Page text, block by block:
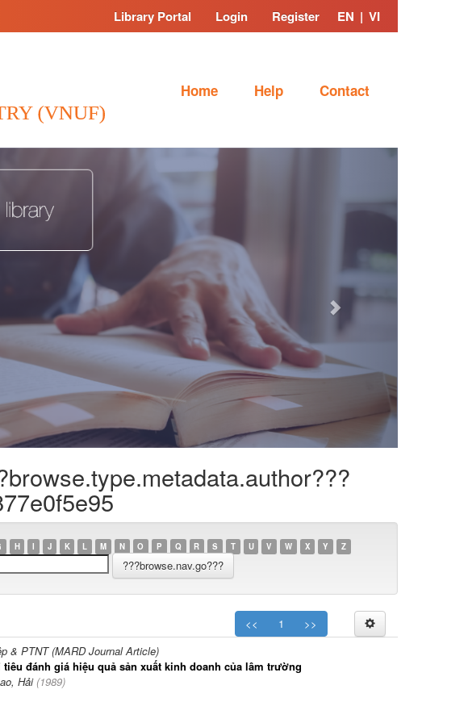
Library Portal Login Register EN | VI
Home Help Contact
H I J K L M N O P Q R S T U V W X Y Z
<< 1
>>
& PTNT (MARD Journal Article)
đánh giá hiệu quả sản xuất kinh doanh của lâm trường
Hải(1989)